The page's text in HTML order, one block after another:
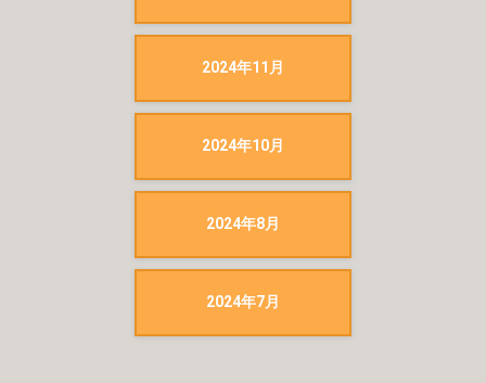
2024年11月
2024年10月
2024年8月
2024年7月